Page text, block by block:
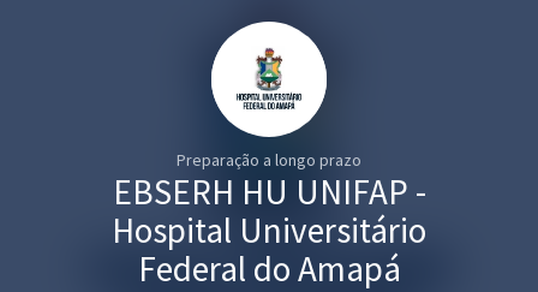
Preparação a longo prazo
EBSERH HU UNIFAP -
Hospital Universitário
Federal do Amapá